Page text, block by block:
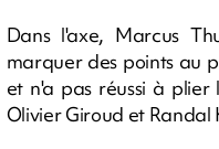
Dans l'axe, Marcus
marquer des points au
et n'a pas réussi à
Olivier Giroud et Randal